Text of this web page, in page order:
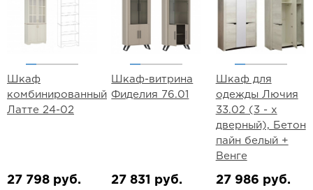
Шкаф
комбинированный
Латте 24-02
27 798 руб.
Шкаф-витрина
Фиделия 76.01
27 831 руб.
Шкаф для
одежды Лючия
33.02 (3 - х
дверный), Бетон
пайн белый +
Венге
27 986 руб.